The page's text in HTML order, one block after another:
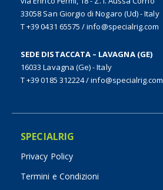
33058 San Giorgio di Nogaro (Ud) - Italy
T +39 0431 65575 /info@specialrig.com
SEDE DISTACCATA – LAVAGNA (GE)
16033 Lavagna (Ge) - Italy
T +39 0185 312224/info@specialrig.com
SPECIALRIG
Privacy Policy
Termini e Condizioni